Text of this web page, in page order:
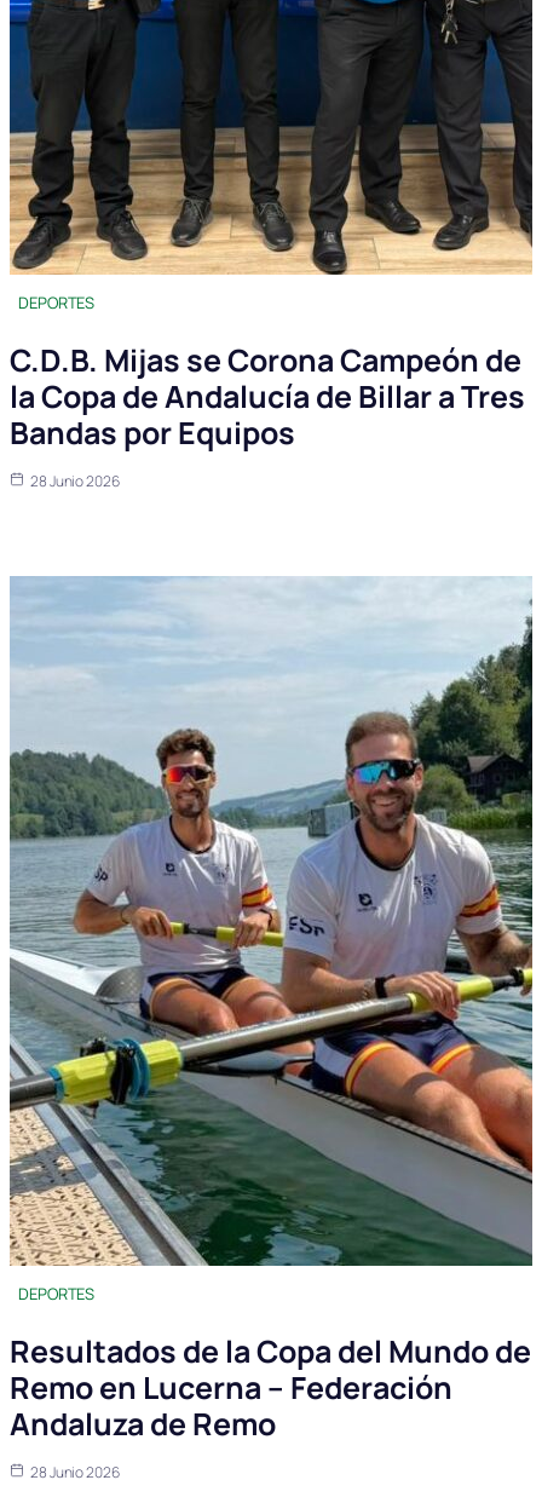
DEPORTES
C.D.B. Mijas se Corona Campeón de
la Copa de Andalucía de Billar a Tres
Bandas por Equipos
28 Junio 2026
DEPORTES
Resultados de la Copa del Mundo de
Remo en Lucerna – Federación
Andaluza de Remo
28 Junio 2026